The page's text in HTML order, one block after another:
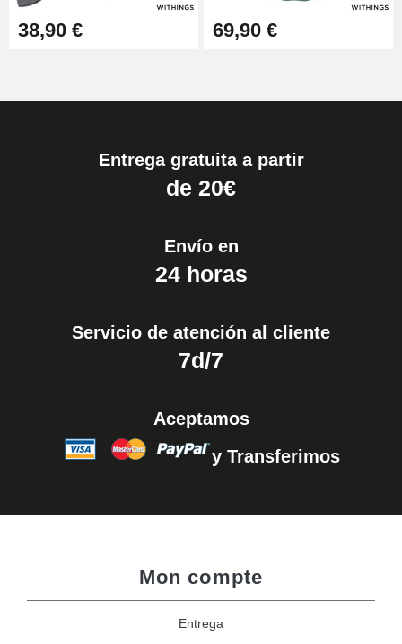
38,90 € 69,90 €
Entrega gratuita a partir
de 20€
Envío en
24 horas
Servicio de atención al cliente
7d/7
Aceptamos
y Transferimos
Mon compte
Entrega